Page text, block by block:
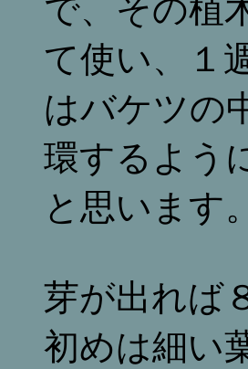
で、その植
て使い、１
はバケツの
環するよう
と思います。
芽が出れば
初めは細い